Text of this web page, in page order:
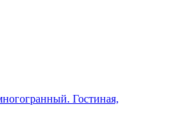
Гостиная,